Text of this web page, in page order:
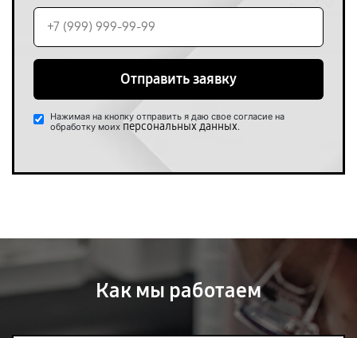
Отправить заявку
Нажимая на кнопку отправить я даю свое согласие на
обработку моих персональных данных.
Как мы работаем